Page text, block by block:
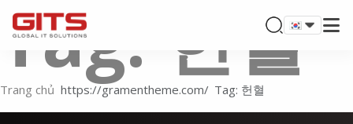
Tag: 헌혈
Trang chủ Tag: 헌혈